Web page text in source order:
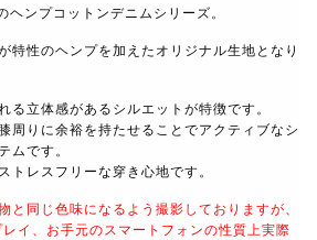
ンプコットンデニムシリーズ。
特性のヘンプを加えたオリジナル生地となり
る立体感があるシルエットが特徴です。
周りに余裕を持たせることでアクティブなシ
ムです。
トレスフリーな穿き心地です。
と同じ色味になるよう撮影しておりますが、
イ、お手元のスマートフォンの性質上実際